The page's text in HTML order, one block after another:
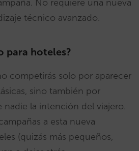
No requiere una nueva
técnico avanzado.
para hoteles?
competirás solo por aparecer
sino también por
la intención del viajero.
a esta nueva
(quizás más pequeños,